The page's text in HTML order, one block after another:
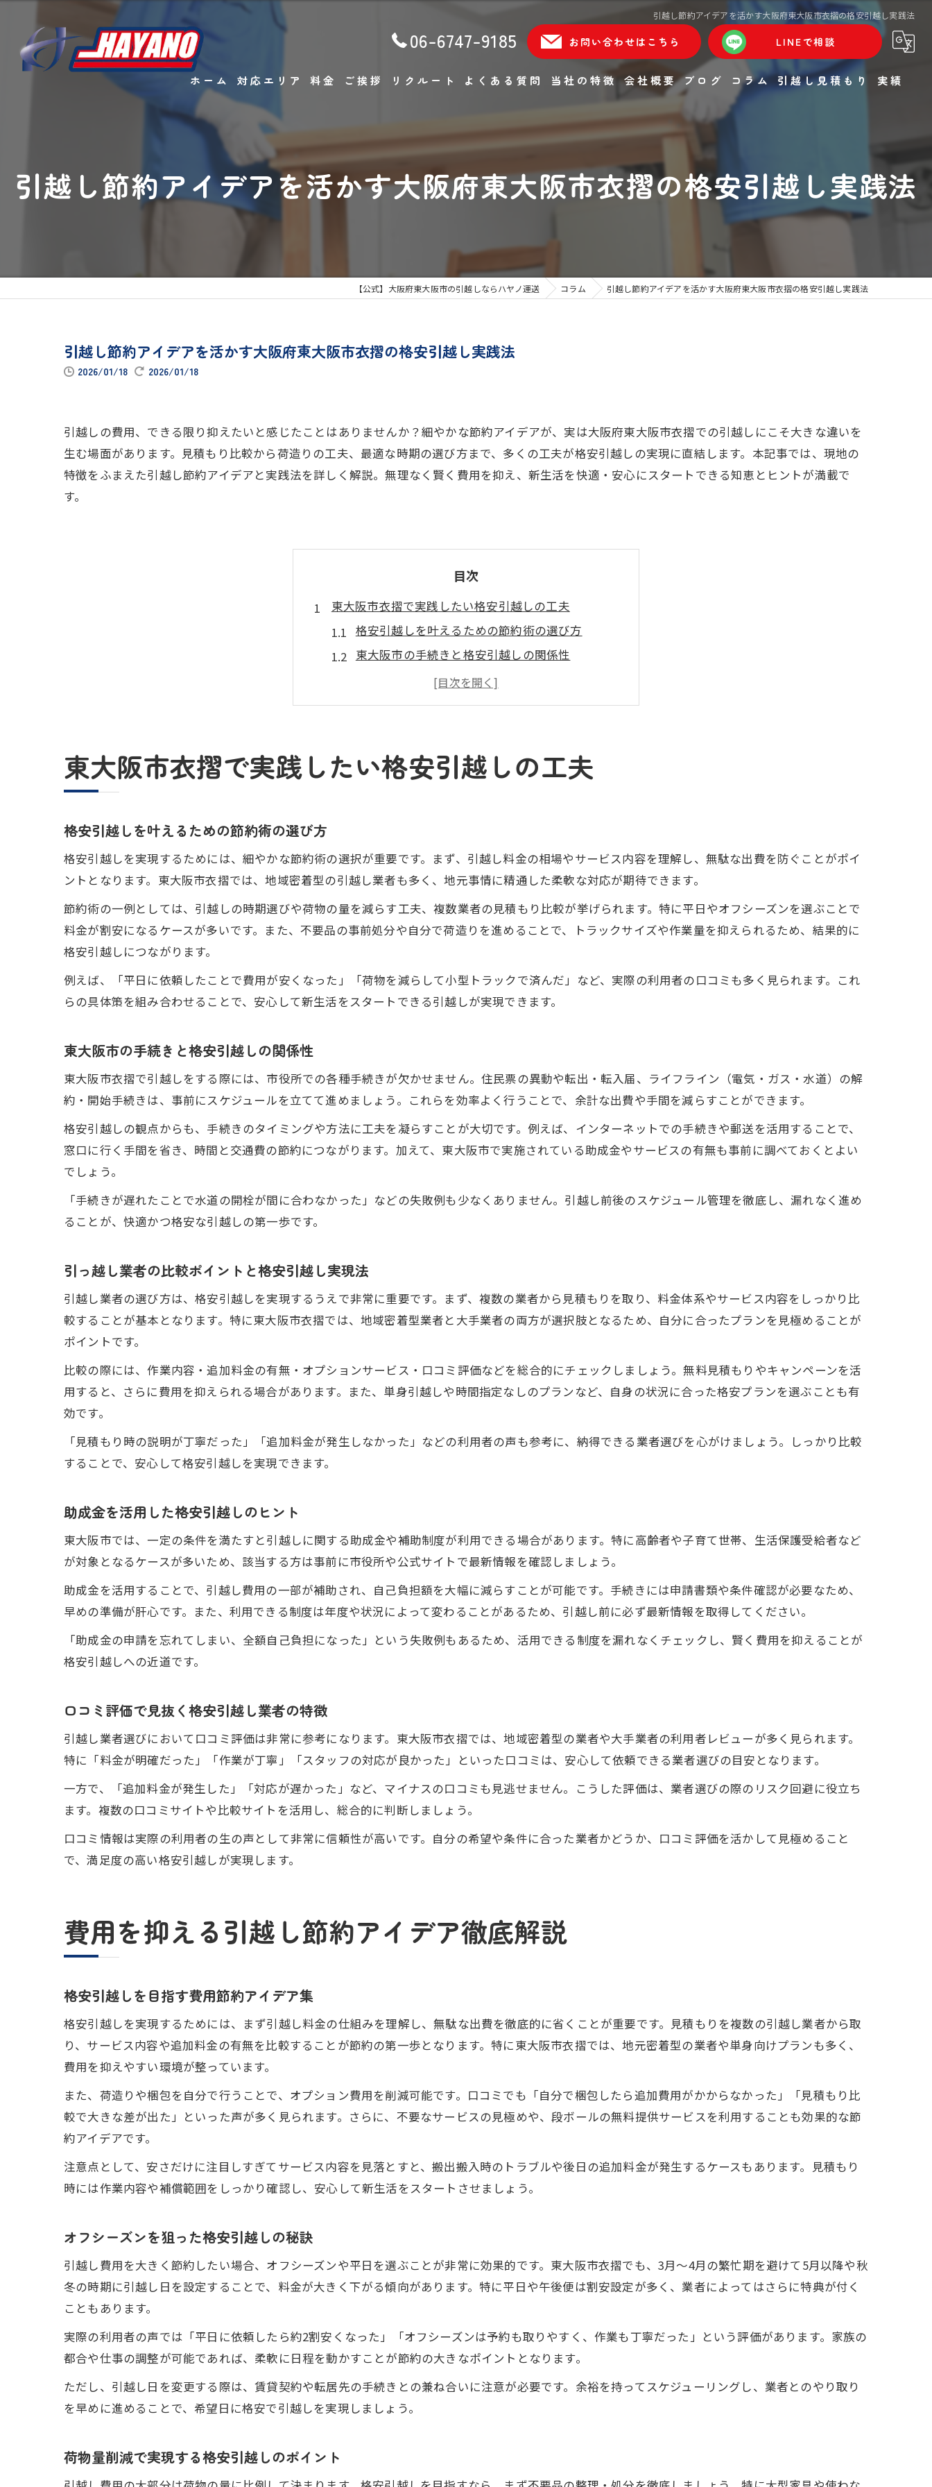
引越し節約アイデアを活かす大阪府東大阪市衣摺の格安引越し実践法
06-6747-9185 お問い合わせはこちら LINEで相談
ホーム 対応エリア 料金 ご挨拶 リクルート よくある質問 当社の特徴
軽貨物
会社概要 ブログ コラム 引越し見積もり 実績
引越し節約アイデアを活かす大阪府東大阪市衣摺の格安引越し実践法
【公式】大阪府東大阪市の引越しならハヤノ運送 コラム 引越し節約アイデアを活かす大阪府東大阪市衣摺の格安引越し実践法
引越し節約アイデアを活かす大阪府東大阪市衣摺の格安引越し実践法
2026/01/18 2026/01/18
引越しの費用、できる限り抑えたいと感じたことはありませんか？細やかな節約アイデアが、実は大阪府東大阪市衣摺での引越しにこそ大きな違いを
生む場面があります。見積もり比較から荷造りの工夫、最適な時期の選び方まで、多くの工夫が格安引越しの実現に直結します。本記事では、現地の
特徴をふまえた引越し節約アイデアと実践法を詳しく解説。無理なく賢く費用を抑え、新生活を快適・安心にスタートできる知恵とヒントが満載で
す。
目次
東大阪市衣摺で実践したい格安引越しの工夫
格安引越しを叶えるための節約術の選び方
東大阪市の手続きと格安引越しの関係性
引っ越し業者の比較ポイントと格安引越し実現法
助成金を活用した格安引越しのヒント
費用を抑える引越し節約アイデア徹底解説
格安引越しを目指す費用節約アイデア集
東大阪市ならではの格安引越しアイデア
格安引越しで見落としがちな費用節約策
格安引越しを実現するおすすめの手順
自分でできる作業で格安引越しを後押し
不要品整理で格安引越し費用をダウン
荷造りスケジュールで格安引越しを効率化
料金とサービスで選ぶ格安引越しの判断法
口コミ情報を活かした見積もり比較術
申請条件を押さえて格安引越し費用を節約
東大阪市衣摺で実践したい格安引越しの工夫
格安引越しを叶えるための節約術の選び方
格安引越しを実現するためには、細やかな節約術の選択が重要です。まず、引越し料金の相場やサービス内容を理解し、無駄な出費を防ぐことがポイ
ントとなります。東大阪市衣摺では、地域密着型の引越し業者も多く、地元事情に精通した柔軟な対応が期待できます。
節約術の一例としては、引越しの時期選びや荷物の量を減らす工夫、複数業者の見積もり比較が挙げられます。特に平日やオフシーズンを選ぶことで
料金が割安になるケースが多いです。また、不要品の事前処分や自分で荷造りを進めることで、トラックサイズや作業量を抑えられるため、結果的に
格安引越しにつながります。
例えば、「平日に依頼したことで費用が安くなった」「荷物を減らして小型トラックで済んだ」など、実際の利用者の口コミも多く見られます。これ
らの具体策を組み合わせることで、安心して新生活をスタートできる引越しが実現できます。
東大阪市の手続きと格安引越しの関係性
東大阪市衣摺で引越しをする際には、市役所での各種手続きが欠かせません。住民票の異動や転出・転入届、ライフライン（電気・ガス・水道）の解
約・開始手続きは、事前にスケジュールを立てて進めましょう。これらを効率よく行うことで、余計な出費や手間を減らすことができます。
格安引越しの観点からも、手続きのタイミングや方法に工夫を凝らすことが大切です。例えば、インターネットでの手続きや郵送を活用することで、
窓口に行く手間を省き、時間と交通費の節約につながります。加えて、東大阪市で実施されている助成金やサービスの有無も事前に調べておくとよい
でしょう。
「手続きが遅れたことで水道の開栓が間に合わなかった」などの失敗例も少なくありません。引越し前後のスケジュール管理を徹底し、漏れなく進め
ることが、快適かつ格安な引越しの第一歩です。
引っ越し業者の比較ポイントと格安引越し実現法
引越し業者の選び方は、格安引越しを実現するうえで非常に重要です。まず、複数の業者から見積もりを取り、料金体系やサービス内容をしっかり比
較することが基本となります。特に東大阪市衣摺では、地域密着型業者と大手業者の両方が選択肢となるため、自分に合ったプランを見極めることが
ポイントです。
比較の際には、作業内容・追加料金の有無・オプションサービス・口コミ評価などを総合的にチェックしましょう。無料見積もりやキャンペーンを活
用すると、さらに費用を抑えられる場合があります。また、単身引越しや時間指定なしのプランなど、自身の状況に合った格安プランを選ぶことも有
効です。
「見積もり時の説明が丁寧だった」「追加料金が発生しなかった」などの利用者の声も参考に、納得できる業者選びを心がけましょう。しっかり比較
することで、安心して格安引越しを実現できます。
助成金を活用した格安引越しのヒント
東大阪市では、一定の条件を満たすと引越しに関する助成金や補助制度が利用できる場合があります。特に高齢者や子育て世帯、生活保護受給者など
が対象となるケースが多いため、該当する方は事前に市役所や公式サイトで最新情報を確認しましょう。
助成金を活用することで、引越し費用の一部が補助され、自己負担額を大幅に減らすことが可能です。手続きには申請書類や条件確認が必要なため、
早めの準備が肝心です。また、利用できる制度は年度や状況によって変わることがあるため、引越し前に必ず最新情報を取得してください。
「助成金の申請を忘れてしまい、全額自己負担になった」という失敗例もあるため、活用できる制度を漏れなくチェックし、賢く費用を抑えることが
格安引越しへの近道です。
口コミ評価で見抜く格安引越し業者の特徴
引越し業者選びにおいて口コミ評価は非常に参考になります。東大阪市衣摺では、地域密着型の業者や大手業者の利用者レビューが多く見られます。
特に「料金が明確だった」「作業が丁寧」「スタッフの対応が良かった」といった口コミは、安心して依頼できる業者選びの目安となります。
一方で、「追加料金が発生した」「対応が遅かった」など、マイナスの口コミも見逃せません。こうした評価は、業者選びの際のリスク回避に役立ち
ます。複数の口コミサイトや比較サイトを活用し、総合的に判断しましょう。
口コミ情報は実際の利用者の生の声として非常に信頼性が高いです。自分の希望や条件に合った業者かどうか、口コミ評価を活かして見極めること
で、満足度の高い格安引越しが実現します。
費用を抑える引越し節約アイデア徹底解説
格安引越しを目指す費用節約アイデア集
格安引越しを実現するためには、まず引越し料金の仕組みを理解し、無駄な出費を徹底的に省くことが重要です。見積もりを複数の引越し業者から取
り、サービス内容や追加料金の有無を比較することが節約の第一歩となります。特に東大阪市衣摺では、地元密着型の業者や単身向けプランも多く、
費用を抑えやすい環境が整っています。
また、荷造りや梱包を自分で行うことで、オプション費用を削減可能です。口コミでも「自分で梱包したら追加費用がかからなかった」「見積もり比
較で大きな差が出た」といった声が多く見られます。さらに、不要なサービスの見極めや、段ボールの無料提供サービスを利用することも効果的な節
約アイデアです。
注意点として、安さだけに注目しすぎてサービス内容を見落とすと、搬出搬入時のトラブルや後日の追加料金が発生するケースもあります。見積もり
時には作業内容や補償範囲をしっかり確認し、安心して新生活をスタートさせましょう。
オフシーズンを狙った格安引越しの秘訣
引越し費用を大きく節約したい場合、オフシーズンや平日を選ぶことが非常に効果的です。東大阪市衣摺でも、3月～4月の繁忙期を避けて5月以降や秋
冬の時期に引越し日を設定することで、料金が大きく下がる傾向があります。特に平日や午後便は割安設定が多く、業者によってはさらに特典が付く
こともあります。
実際の利用者の声では「平日に依頼したら約2割安くなった」「オフシーズンは予約も取りやすく、作業も丁寧だった」という評価があります。家族の
都合や仕事の調整が可能であれば、柔軟に日程を動かすことが節約の大きなポイントとなります。
ただし、引越し日を変更する際は、賃貸契約や転居先の手続きとの兼ね合いに注意が必要です。余裕を持ってスケジューリングし、業者とのやり取り
を早めに進めることで、希望日に格安で引越しを実現しましょう。
荷物量削減で実現する格安引越しのポイント